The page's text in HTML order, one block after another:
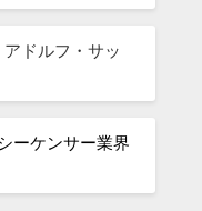
アドルフ・サッ
ーケンサー業界